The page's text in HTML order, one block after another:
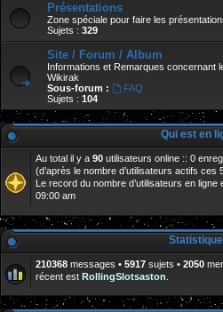
Présentations
Zone spéciale pour faire les
Sujets : 329
Site / Forum / Album
Informations et Remarques concernant
Wikirak
Sous-forum :
FAQ
Sujets : 104
Qui est en
Au total il y a 90 utilisateurs online :: 0
(d’après le nombre d’utilisateurs actifs ces
Le record du nombre d’utilisateurs en ligne
09:00 am
210368 messages • 5917 sujets • 2050
récent est RollingSlotsaston